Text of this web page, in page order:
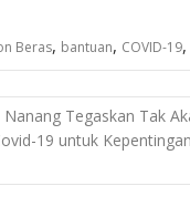
Beras, bantuan, COVID-19,
Tegaskan Tak
19 untuk Kepentingan